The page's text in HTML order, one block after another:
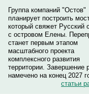
Группа компаний "Остов"
планирует построить
который свяжет Русский
с островом Елены.
станет первым этапом
масштабного проекта
комплексного развития
территории. Завершение
намечено на конец 2027
статьи